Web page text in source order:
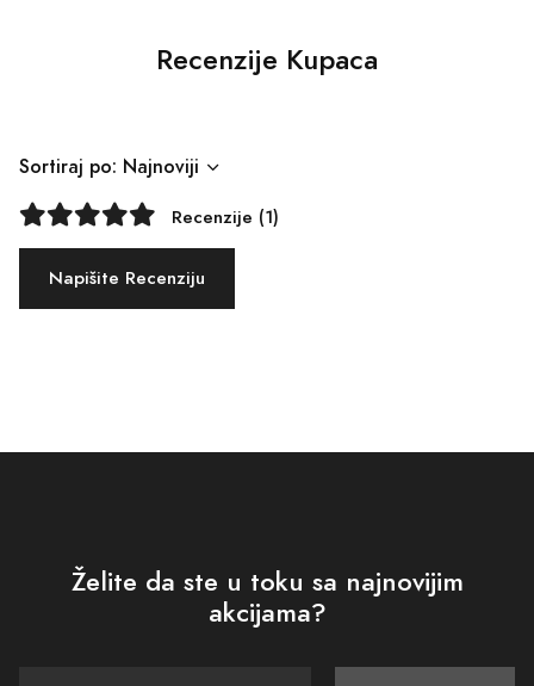
Recenzije Kupaca
Sortiraj po: Najnoviji
Recenzije (1)
Napišite Recenziju
Želite da ste u toku sa najnovijim
akcijama?